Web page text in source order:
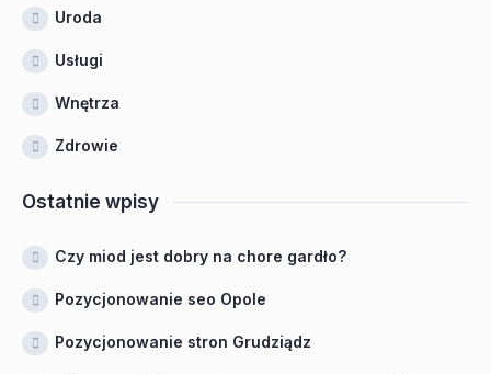
Uroda
Usługi
Wnętrza
Zdrowie
Ostatnie wpisy
Czy miod jest dobry na chore gardło?
Pozycjonowanie seo Opole
Pozycjonowanie stron Grudziądz